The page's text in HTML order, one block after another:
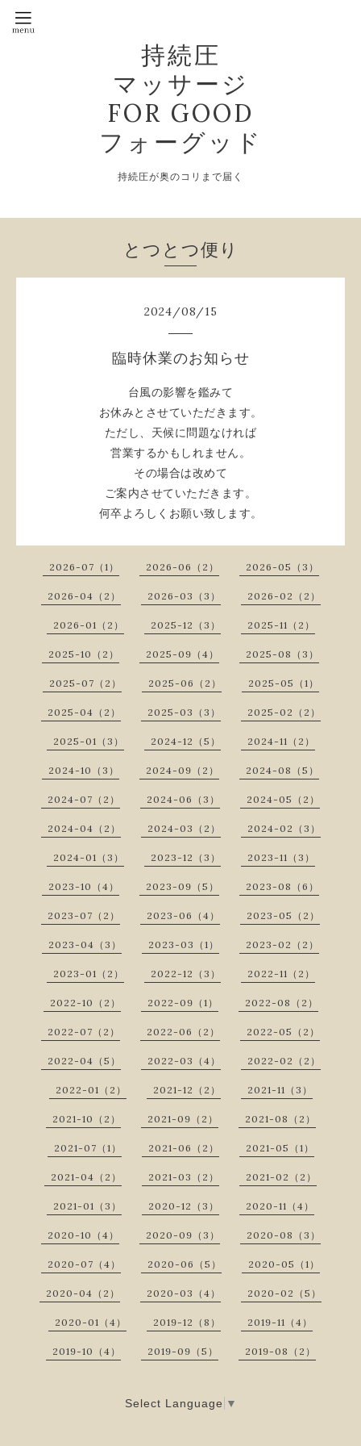
持続圧
マッサージ
FOR GOOD
フォーグッド
持続圧が奥のコリまで届く
とつとつ便り
2024/08/15
臨時休業のお知らせ
台風の影響を鑑みて
お休みとさせていただきます。
ただし、天候に問題なければ
営業するかもしれません。
その場合は改めて
ご案内させていただきます。
何卒よろしくお願い致します。
2026-07（1） 2026-06（2） 2026-05（3）
2026-04（2） 2026-03（3） 2026-02（2）
2026-01（2） 2025-12（3） 2025-11（2）
2025-10（2） 2025-09（4） 2025-08（3）
2025-07（2） 2025-06（2） 2025-05（1）
2025-04（2） 2025-03（3） 2025-02（2）
2025-01（3） 2024-12（5） 2024-11（2）
2024-10（3） 2024-09（2） 2024-08（5）
2024-07（2） 2024-06（3） 2024-05（2）
2024-04（2） 2024-03（2） 2024-02（3）
2024-01（3） 2023-12（3） 2023-11（3）
2023-10（4） 2023-09（5） 2023-08（6）
2023-07（2） 2023-06（4） 2023-05（2）
2023-04（3） 2023-03（1） 2023-02（2）
2023-01（2） 2022-12（3） 2022-11（2）
2022-10（2） 2022-09（1） 2022-08（2）
2022-07（2） 2022-06（2） 2022-05（2）
2022-04（5） 2022-03（4） 2022-02（2）
2022-01（2） 2021-12（2） 2021-11（3）
2021-10（2） 2021-09（2） 2021-08（2）
2021-07（1） 2021-06（2） 2021-05（1）
2021-04（2） 2021-03（2） 2021-02（2）
2021-01（3） 2020-12（3） 2020-11（4）
2020-10（4） 2020-09（3） 2020-08（3）
2020-07（4） 2020-06（5） 2020-05（1）
2020-04（2） 2020-03（4） 2020-02（5）
2020-01（4） 2019-12（8） 2019-11（4）
2019-10（4） 2019-09（5） 2019-08（2）
Select Language ▼